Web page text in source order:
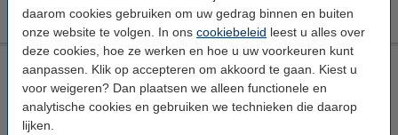
daarom cookies gebruiken om uw gedrag binnen en buiten
onze website te volgen. In ons cookiebeleid leest u alles over
deze cookies, hoe ze werken en hoe u uw voorkeuren kunt
aanpassen. Klik op accepteren om akkoord te gaan. Kiest u
voor weigeren? Dan plaatsen we alleen functionele en
analytische cookies en gebruiken we technieken die daarop
lijken.
TwoTrees V-Groove Cutter 60°, 6 x 32 x 60 mm
Two Trees DAR02454